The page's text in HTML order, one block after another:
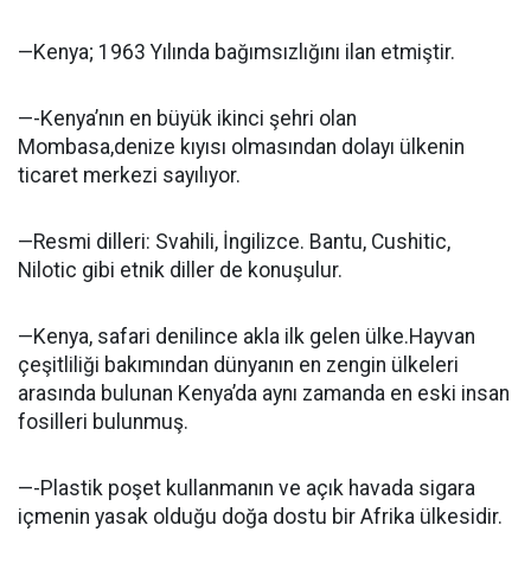
—Kenya; 1963 Yılında bağımsızlığını ilan etmiştir.
—-Kenya’nın en büyük ikinci şehri olan
Mombasa,denize kıyısı olmasından dolayı ülkenin
ticaret merkezi sayılıyor.
—Resmi dilleri: Svahili, İngilizce. Bantu, Cushitic,
Nilotic gibi etnik diller de konuşulur.
—Kenya, safari denilince akla ilk gelen ülke.Hayvan
çeşitliliği bakımından dünyanın en zengin ülkeleri
arasında bulunan Kenya’da aynı zamanda en eski insan
fosilleri bulunmuş.
—-Plastik poşet kullanmanın ve açık havada sigara
içmenin yasak olduğu doğa dostu bir Afrika ülkesidir.